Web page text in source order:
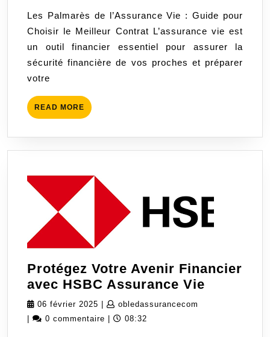
Vie
:
Trouvez
le
Les Palmarès de l’Assurance Vie : Guide pour
Choisir le Meilleur Contrat L’assurance vie est
un outil financier essentiel pour assurer la
sécurité financière de vos proches et préparer
votre
READ MORE READ
MORE
Protégez Votre Avenir Financier
avec HSBC Assurance Vie
06 février 2025 06
février
obledassurancecom
0 commentaire 08:32